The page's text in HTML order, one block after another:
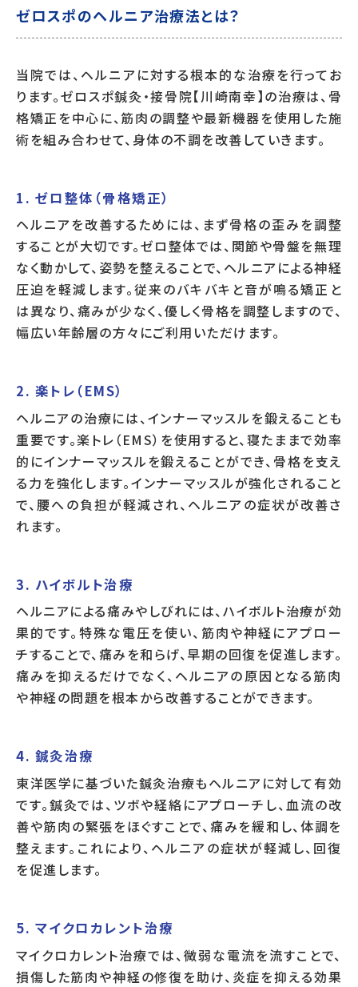
ゼロスポのヘルニア治療法とは？
当院では、ヘルニアに対する根本的な治療を行ってお
ります。ゼロスポ鍼灸・接骨院【川崎南幸】の治療は、骨
格矯正を中心に、筋肉の調整や最新機器を使用した施
術を組み合わせて、身体の不調を改善していきます。
1. ゼロ整体（骨格矯正）
ヘルニアを改善するためには、まず骨格の歪みを調整
することが大切です。ゼロ整体では、関節や骨盤を無理
なく動かして、姿勢を整えることで、ヘルニアによる神経
圧迫を軽減します。従来のバキバキと音が鳴る矯正と
は異なり、痛みが少なく、優しく骨格を調整しますので、
幅広い年齢層の方々にご利用いただけます。
2. 楽トレ（EMS）
ヘルニアの治療には、インナーマッスルを鍛えることも
重要です。楽トレ（EMS）を使用すると、寝たままで効率
的にインナーマッスルを鍛えることができ、骨格を支え
る力を強化します。インナーマッスルが強化されること
で、腰への負担が軽減され、ヘルニアの症状が改善さ
れます。
3. ハイボルト治療
ヘルニアによる痛みやしびれには、ハイボルト治療が効
果的です。特殊な電圧を使い、筋肉や神経にアプロー
チすることで、痛みを和らげ、早期の回復を促進します。
痛みを抑えるだけでなく、ヘルニアの原因となる筋肉
や神経の問題を根本から改善することができます。
4. 鍼灸治療
東洋医学に基づいた鍼灸治療もヘルニアに対して有効
です。鍼灸では、ツボや経絡にアプローチし、血流の改
善や筋肉の緊張をほぐすことで、痛みを緩和し、体調を
整えます。これにより、ヘルニアの症状が軽減し、回復
を促進します。
5. マイクロカレント治療
マイクロカレント治療では、微弱な電流を流すことで、
損傷した筋肉や神経の修復を助け、炎症を抑える効果